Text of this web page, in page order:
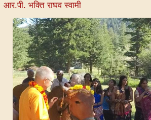
आर.पी. भक्ति राघव स्वामी